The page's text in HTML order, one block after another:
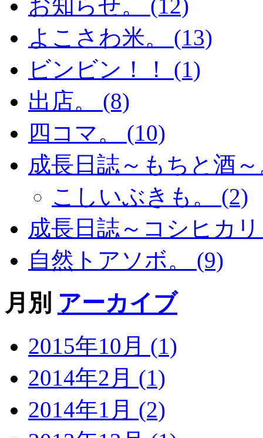
お知らせ。 (12)
よこさわ米。 (13)
ビンビン！！ (1)
出店。 (8)
四コマ。 (10)
成長日誌～もちと酒
こしいぶきも。 (2)
成長日誌～コシヒカ
自然トアソボ。 (9)
月別 アーカイブ
2015年10月 (1)
2014年2月 (1)
2014年1月 (2)